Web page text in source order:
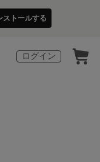
ストールする
ログイン